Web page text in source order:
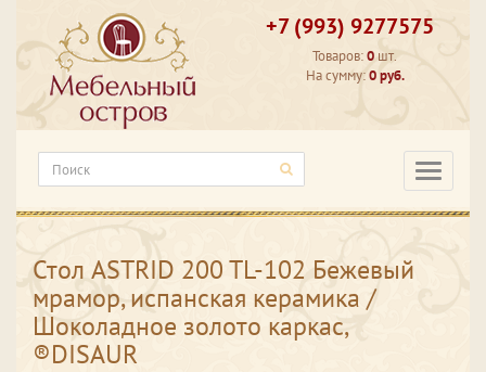
+7 (993) 9277575
Товаров:0 шт.
На сумму:0 руб.
Стол ASTRID 200 TL-102 Бежевый
мрамор, испанская керамика /
Шоколадное золото каркас,
®DISAUR